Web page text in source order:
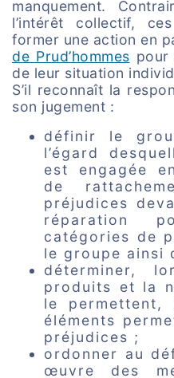
manquement.
l’intérêt collectif,
former une action en
de Prud’hommes pour
de leur situation
S’il reconnaît la
son jugement :
définir le
l’égard
est engagée
de
préjudices
réparation
catégories de
le groupe ainsi
déterminer,
produits et la
le permettent,
éléments
préjudices ;
ordonner au
œuvre des